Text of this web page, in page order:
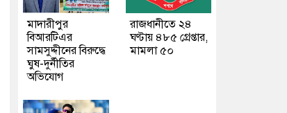
মাদারীপুর
বিআরটিএর
সামসুদ্দীনের বিরুদ্ধে
ঘুষ-দুর্নীতির
অভিযোগ
রাজধানীতে ২৪
ঘণ্টায় ৪৮৫ গ্রেপ্তার,
মামলা ৫০